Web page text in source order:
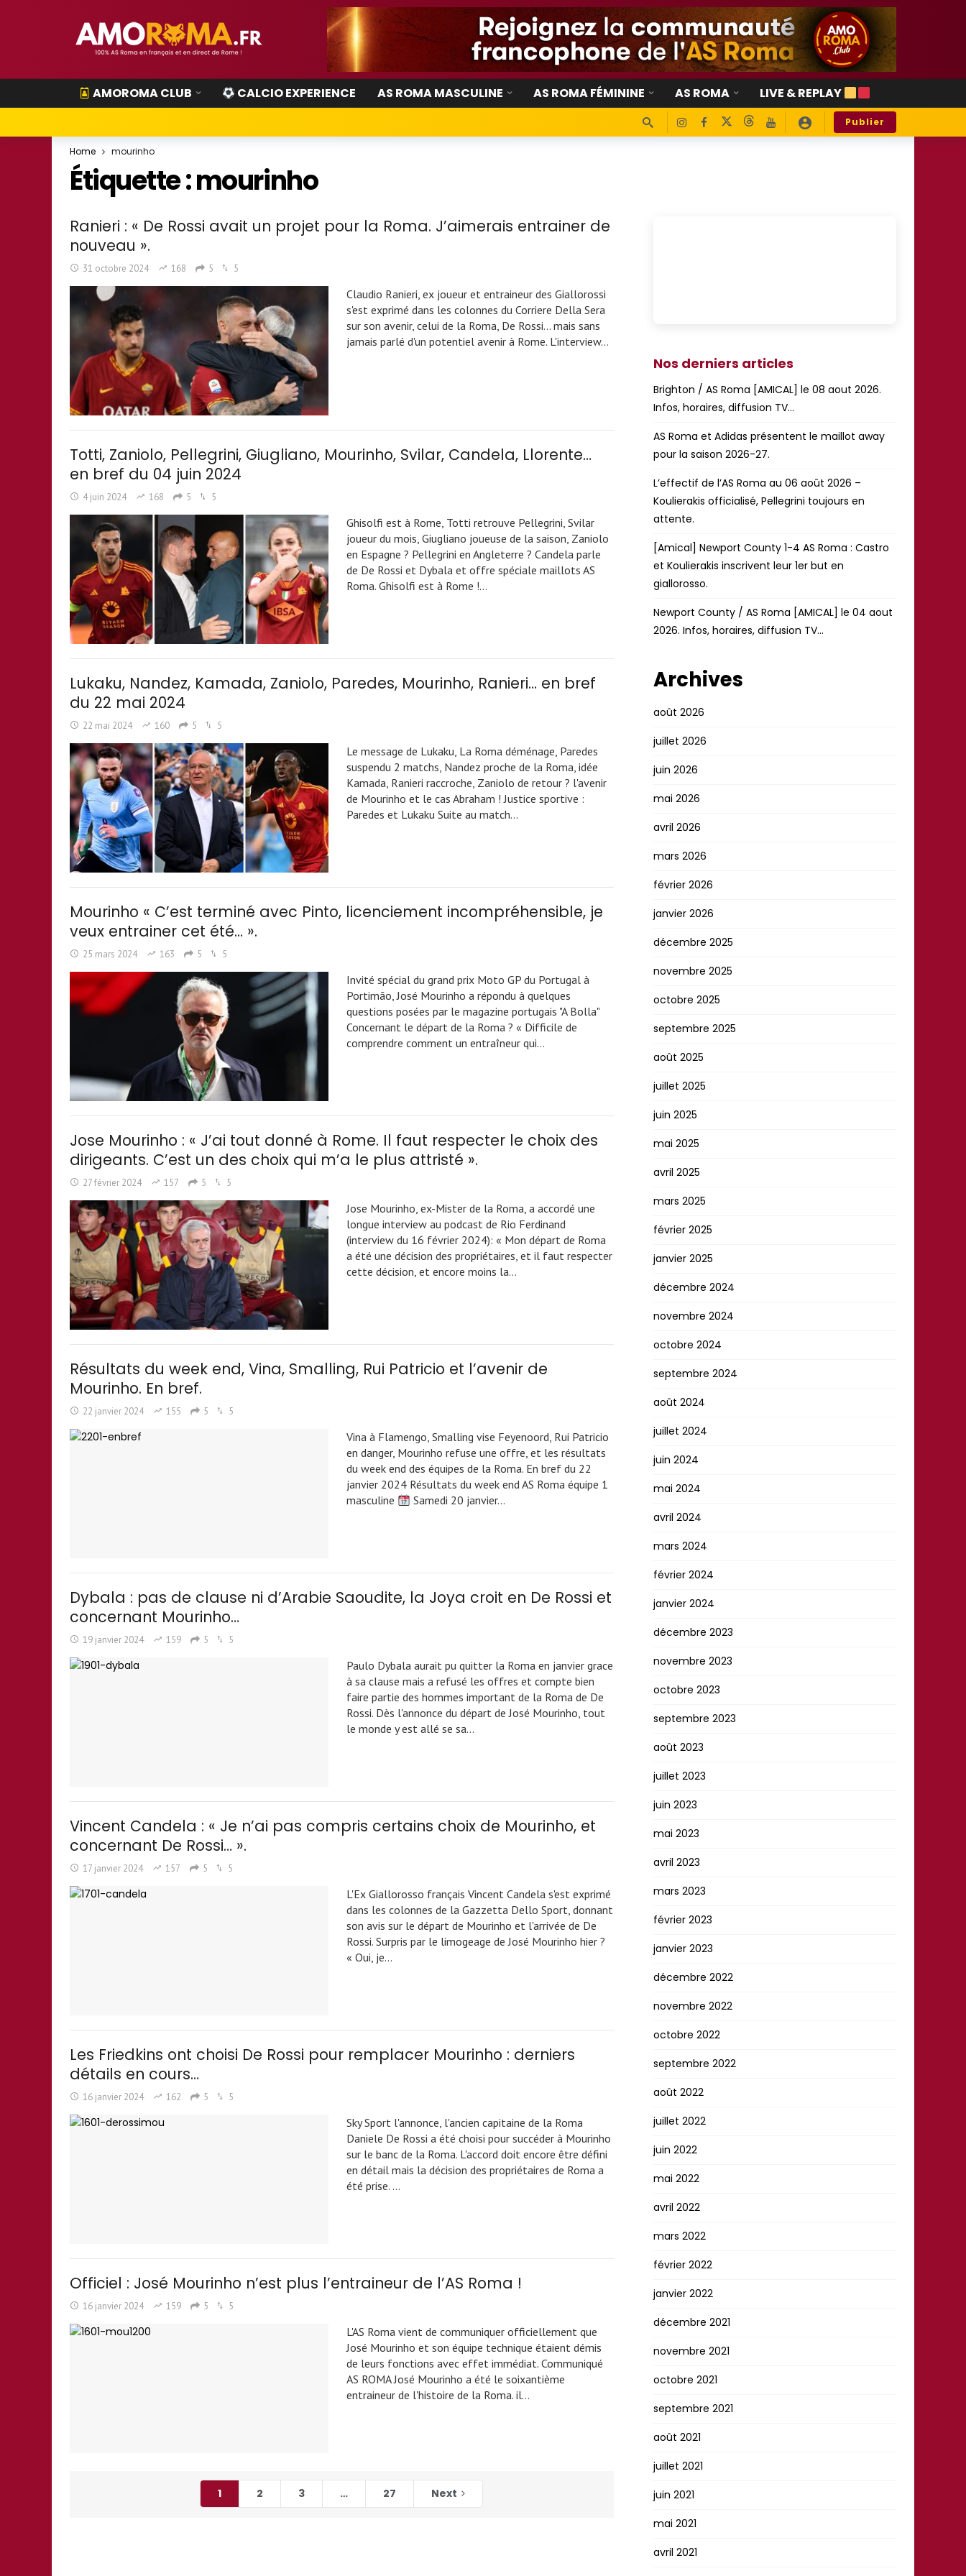
AMOROMA CLUB CALCIO EXPERIENCE AS ROMA MASCULINE AS ROMA FÉMININE AS ROMA LIVE & REPLAY
Publier
Home mourinho
Étiquette :mourinho
Ranieri : « De Rossi avait un projet pour la Roma. J’aimerais entrainer de
nouveau ».
31 octobre 2024 168 5 5
Claudio Ranieri, ex joueur et entraineur des Giallorossi
s'est exprimé dans les colonnes du Corriere Della Sera
sur son avenir, celui de la Roma, De Rossi... mais sans
jamais parlé d'un potentiel avenir à Rome. L'interview…
Totti, Zaniolo, Pellegrini, Giugliano, Mourinho, Svilar, Candela, Llorente…
en bref du 04 juin 2024
4 juin 2024 168 5 5
Ghisolfi est à Rome, Totti retrouve Pellegrini, Svilar
joueur du mois, Giugliano joueuse de la saison, Zaniolo
en Espagne ? Pellegrini en Angleterre ? Candela parle
de De Rossi et Dybala et offre spéciale maillots AS
Roma. Ghisolfi est à Rome !…
Lukaku, Nandez, Kamada, Zaniolo, Paredes, Mourinho, Ranieri… en bref
du 22 mai 2024
22 mai 2024 160 5 5
Le message de Lukaku, La Roma déménage, Paredes
suspendu 2 matchs, Nandez proche de la Roma, idée
Kamada, Ranieri raccroche, Zaniolo de retour ? l'avenir
de Mourinho et le cas Abraham ! Justice sportive :
Paredes et Lukaku Suite au match…
Mourinho « C’est terminé avec Pinto, licenciement incompréhensible, je
veux entrainer cet été… ».
25 mars 2024 163 5 5
Invité spécial du grand prix Moto GP du Portugal à
Portimão, José Mourinho a répondu à quelques
questions posées par le magazine portugais "A Bolla"
Concernant le départ de la Roma ? « Difficile de
comprendre comment un entraîneur qui…
Jose Mourinho : « J’ai tout donné à Rome. Il faut respecter le choix des
dirigeants. C’est un des choix qui m’a le plus attristé ».
27 février 2024 157 5 5
Jose Mourinho, ex-Mister de la Roma, a accordé une
longue interview au podcast de Rio Ferdinand
(interview du 16 février 2024): « Mon départ de Roma
a été une décision des propriétaires, et il faut respecter
cette décision, et encore moins la…
Résultats du week end, Vina, Smalling, Rui Patricio et l’avenir de
Mourinho. En bref.
22 janvier 2024 155 5 5
Vina à Flamengo, Smalling vise Feyenoord, Rui Patricio
en danger, Mourinho refuse une offre, et les résultats
du week end des équipes de la Roma. En bref du 22
janvier 2024 Résultats du week end AS Roma équipe 1
masculine
Samedi 20 janvier…
Dybala : pas de clause ni d’Arabie Saoudite, la Joya croit en De Rossi et
concernant Mourinho…
19 janvier 2024 159 5 5
Paulo Dybala aurait pu quitter la Roma en janvier grace
à sa clause mais a refusé les offres et compte bien
faire partie des hommes important de la Roma de De
Rossi. Dès l'annonce du départ de José Mourinho, tout
le monde y est allé se sa…
Vincent Candela : « Je n’ai pas compris certains choix de Mourinho, et
concernant De Rossi… ».
17 janvier 2024 157 5 5
L'Ex Giallorosso français Vincent Candela s'est exprimé
dans les colonnes de la Gazzetta Dello Sport, donnant
son avis sur le départ de Mourinho et l'arrivée de De
Rossi. Surpris par le limogeage de José Mourinho hier ?
« Oui, je…
Les Friedkins ont choisi De Rossi pour remplacer Mourinho : derniers
détails en cours…
16 janvier 2024 162 5 5
Sky Sport l'annonce, l'ancien capitaine de la Roma
Daniele De Rossi a été choisi pour succéder à Mourinho
sur le banc de la Roma. L'accord doit encore être défini
en détail mais la décision des propriétaires de Roma a
été prise. …
Officiel : José Mourinho n’est plus l’entraineur de l’AS Roma !
16 janvier 2024 159 5 5
L'AS Roma vient de communiquer officiellement que
José Mourinho et son équipe technique étaient démis
de leurs fonctions avec effet immédiat. Communiqué
AS ROMA José Mourinho a été le soixantième
entraineur de l'histoire de la Roma. il…
1 2 3 … 27 Next
Nos derniers articles
Brighton / AS Roma [AMICAL] le 08 aout 2026.
Infos, horaires, diffusion TV…
AS Roma et Adidas présentent le maillot away
pour la saison 2026-27.
L’effectif de l’AS Roma au 06 août 2026 –
Koulierakis officialisé, Pellegrini toujours en
attente.
[Amical] Newport County 1-4 AS Roma : Castro
et Koulierakis inscrivent leur 1er but en
giallorosso.
Newport County / AS Roma [AMICAL] le 04 aout
2026. Infos, horaires, diffusion TV…
Archives
août 2026
juillet 2026
juin 2026
mai 2026
avril 2026
mars 2026
février 2026
janvier 2026
décembre 2025
novembre 2025
octobre 2025
septembre 2025
août 2025
juillet 2025
juin 2025
mai 2025
avril 2025
mars 2025
février 2025
janvier 2025
décembre 2024
novembre 2024
octobre 2024
septembre 2024
août 2024
juillet 2024
juin 2024
mai 2024
avril 2024
mars 2024
février 2024
janvier 2024
décembre 2023
novembre 2023
octobre 2023
septembre 2023
août 2023
juillet 2023
juin 2023
mai 2023
avril 2023
mars 2023
février 2023
janvier 2023
décembre 2022
novembre 2022
octobre 2022
septembre 2022
août 2022
juillet 2022
juin 2022
mai 2022
avril 2022
mars 2022
février 2022
janvier 2022
décembre 2021
novembre 2021
octobre 2021
septembre 2021
août 2021
juillet 2021
juin 2021
mai 2021
avril 2021